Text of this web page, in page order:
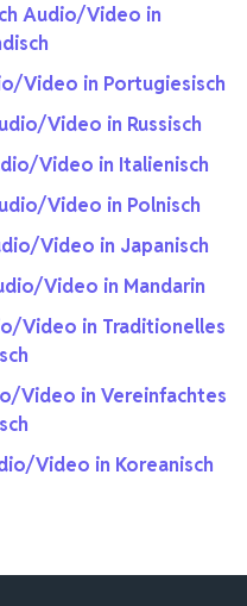
Audio/Video in
Video in Portugiesisch
Video in Russisch
Video in Italienisch
Video in Polnisch
Video in Japanisch
Video in Mandarin
Video in Traditionelles
Video in Vereinfachtes
Video in Koreanisch